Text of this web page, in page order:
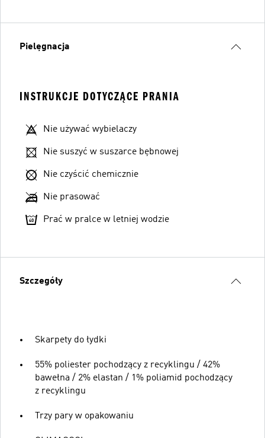
Pielęgnacja
INSTRUKCJE DOTYCZĄCE PRANIA
Nie używać wybielaczy
Nie suszyć w suszarce bębnowej
Nie czyścić chemicznie
Nie prasować
Prać w pralce w letniej wodzie
Szczegóły
Skarpety do łydki
55% poliester pochodzący z recyklingu / 42%
bawełna / 2% elastan / 1% poliamid pochodzący
z recyklingu
Trzy pary w opakowaniu